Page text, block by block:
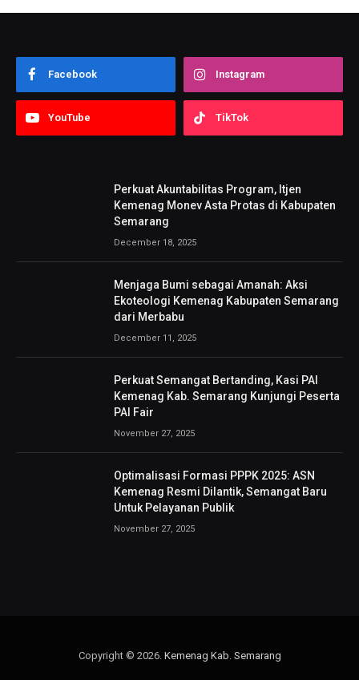
Facebook Instagram
YouTube TikTok
Perkuat Akuntabilitas Program, Itjen
Kemenag Monev Asta Protas di Kabupaten
Semarang
December 18, 2025
Menjaga Bumi sebagai Amanah: Aksi
Ekoteologi Kemenag Kabupaten Semarang
dari Merbabu
December 11, 2025
Perkuat Semangat Bertanding, Kasi PAI
Kemenag Kab. Semarang Kunjungi Peserta
PAI Fair
November 27, 2025
Optimalisasi Formasi PPPK 2025: ASN
Kemenag Resmi Dilantik, Semangat Baru
Untuk Pelayanan Publik
November 27, 2025
Copyright © 2026. Kemenag Kab. Semarang